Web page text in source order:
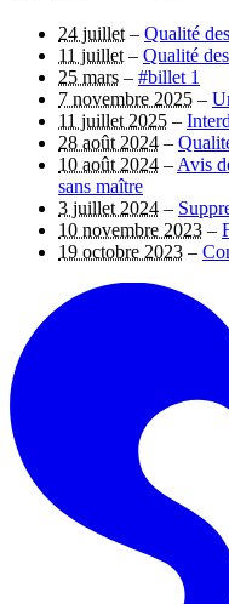
24 juillet– Qualité
11 juillet– Qualité
25 mars – #billet 1
7 novembre 2025 –
11 juillet 2025 –
28 août 2024 –
10 août 2024 –Avis
sans maître
3 juillet 2024 –
10 novembre 2023 –
19 octobre 2023 –